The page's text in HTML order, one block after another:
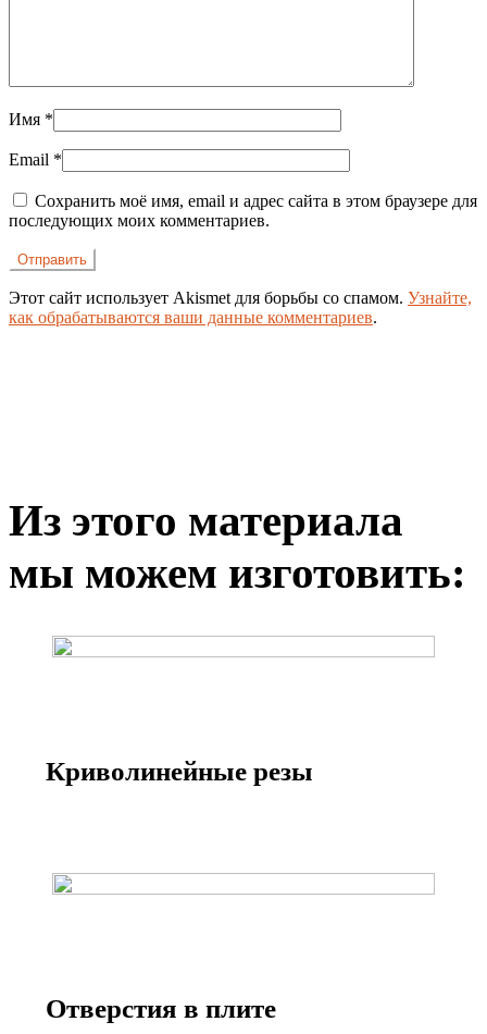
Имя *
Email *
Сохранить моё имя, email и адрес сайта в этом браузере для
последующих моих комментариев.
Этот сайт использует Akismet для борьбы со спамом. Узнайте,
как обрабатываются ваши данные комментариев.
Из этого материала
мы можем изготовить:
Криволинейные резы
Отверстия в плите